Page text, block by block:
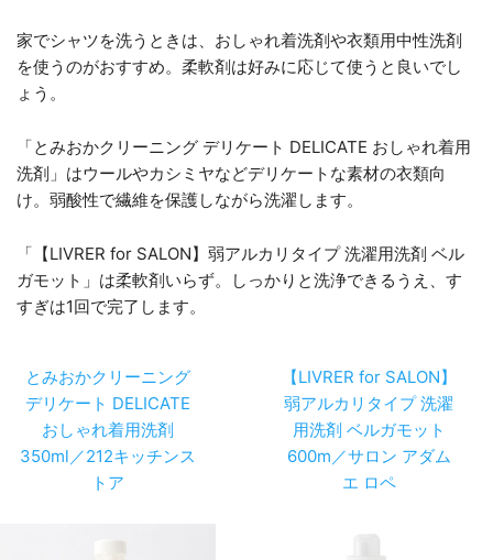
家でシャツを洗うときは、おしゃれ着洗剤や衣類用中性洗剤
を使うのがおすすめ。柔軟剤は好みに応じて使うと良いでし
ょう。
「とみおかクリーニング デリケート DELICATE おしゃれ着用
洗剤」はウールやカシミヤなどデリケートな素材の衣類向
け。弱酸性で繊維を保護しながら洗濯します。
「【LIVRER for SALON】弱アルカリタイプ 洗濯用洗剤 ベル
ガモット」は柔軟剤いらず。しっかりと洗浄できるうえ、す
すぎは1回で完了します。
とみおかクリーニング
デリケート DELICATE
おしゃれ着用洗剤
350ml／212キッチンス
トア
【LIVRER for SALON】
弱アルカリタイプ 洗濯
用洗剤 ベルガモット
600m／サロン アダム
エ ロペ